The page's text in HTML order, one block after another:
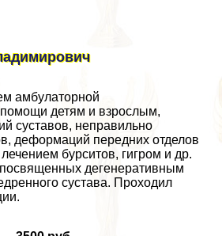
амбулаторной
помощи детям и взрослым,
суставов, неправильно
деформаций передних отделов
бурситов, гигром и др.
дегенеративным
сустава. Проходил